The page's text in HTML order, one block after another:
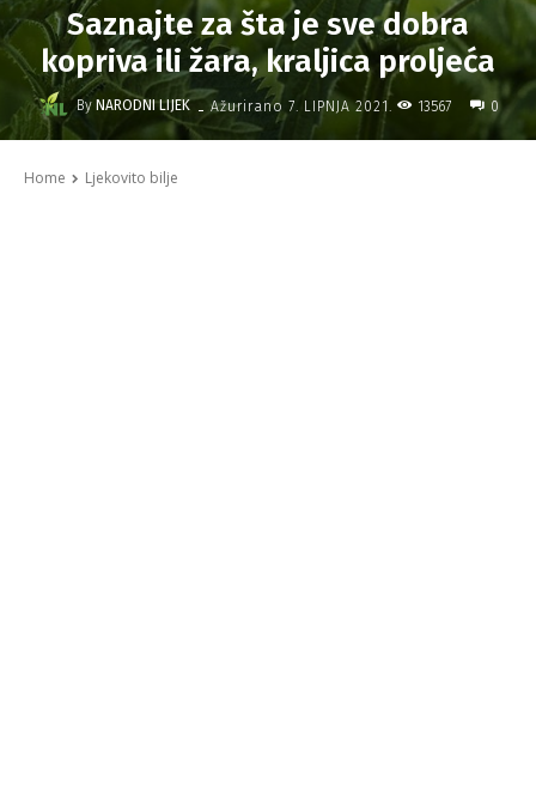
Saznajte za šta je sve dobra
kopriva ili žara, kraljica proljeća
By NARODNI LIJEK - Ažurirano 7. LIPNJA 2021. 13567 0
Home Ljekovito bilje